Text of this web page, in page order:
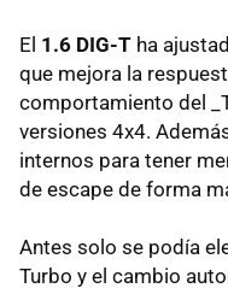
El 1.6 DIG-T ha
que mejora la
comportamiento del
versiones 4x4.
internos para tener
de escape de forma
Antes solo se podía
Turbo y el cambio